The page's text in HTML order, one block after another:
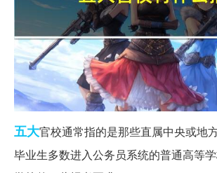
五大官校通常指的是那些直属中央或地
毕业生多数进入公务员系统的普通高等